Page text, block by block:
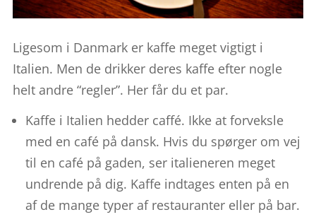
Ligesom i Danmark er kaffe meget vigtigt i
Italien. Men de drikker deres kaffe efter nogle
helt andre “regler”. Her får du et par.
Kaffe i Italien hedder caffé. Ikke at forveksle
med en café på dansk. Hvis du spørger om vej
til en café på gaden, ser italieneren meget
undrende på dig. Kaffe indtages enten på en
af de mange typer af restauranter eller på bar.